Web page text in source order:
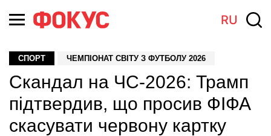
RU
СПОРТ ЧЕМПІОНАТ СВІТУ З ФУТБОЛУ 2026
Скандал на ЧС-2026: Трамп
підтвердив, що просив ФІФА
скасувати червону картку